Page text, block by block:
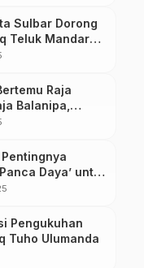
Sulbar Dorong
Teluk Mandar
Raja
Balanipa,
Stabilitas Daerah
Daya’ untuk
Pengukuhan
Tuho Ulumanda